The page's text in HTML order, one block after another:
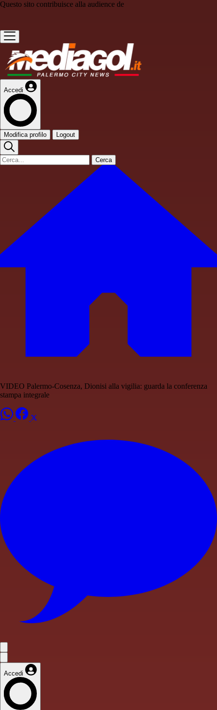
Questo sito contribuisce alla audience de
Accedi
Modifica profilo Logout
Cerca
VIDEO Palermo-Cosenza, Dionisi alla vigilia: guarda la conferenza
stampa integrale
Accedi